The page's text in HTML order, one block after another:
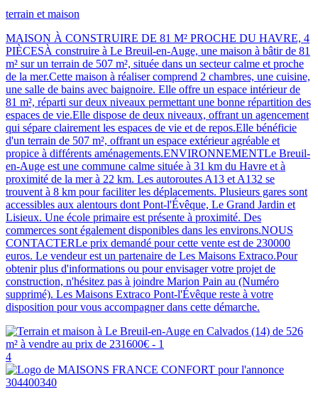
terrain et maison
MAISON À CONSTRUIRE DE 81 M² PROCHE DU HAVRE, 4
PIÈCESÀ construire à Le Breuil-en-Auge, une maison à bâtir de 81
m² sur un terrain de 507 m², située dans un secteur calme et proche
de la mer.Cette maison à réaliser comprend 2 chambres, une cuisine,
une salle de bains avec baignoire. Elle offre un espace intérieur de
81 m², réparti sur deux niveaux permettant une bonne répartition des
espaces de vie.Elle dispose de deux niveaux, offrant un agencement
qui sépare clairement les espaces de vie et de repos.Elle bénéficie
d'un terrain de 507 m², offrant un espace extérieur agréable et
propice à différents aménagements.ENVIRONNEMENTLe Breuil-
en-Auge est une commune calme située à 31 km du Havre et à
proximité de la mer à 22 km. Les autoroutes A13 et A132 se
trouvent à 8 km pour faciliter les déplacements. Plusieurs gares sont
accessibles aux alentours dont Pont-l'Évêque, Le Grand Jardin et
Lisieux. Une école primaire est présente à proximité. Des
commerces sont également disponibles dans les environs.NOUS
CONTACTERLe prix demandé pour cette vente est de 230000
euros. Le vendeur est un partenaire de Les Maisons Extraco.Pour
obtenir plus d'informations ou pour envisager votre projet de
construction, n'hésitez pas à joindre Marion Pain au (Numéro
supprimé). Les Maisons Extraco Pont-l'Évêque reste à votre
disposition pour vous accompagner dans cette démarche.
4